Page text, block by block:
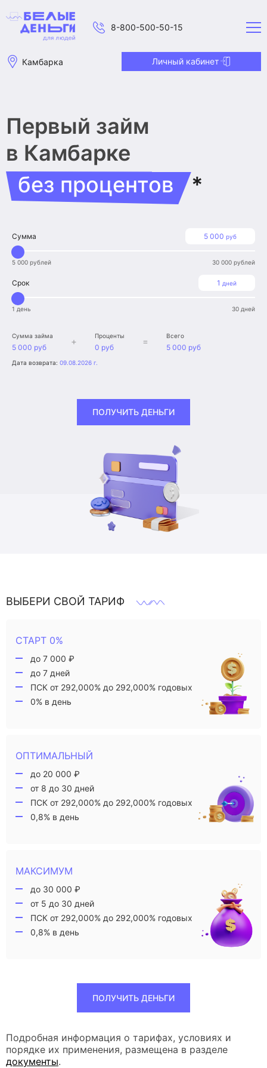
8-800-500-50-15
Камбарка Личный кабинет
Первый займ
в Камбарке
без процентов
*
5 000 руб
Сумма
5 000 рублей 30 000 рублей
1 дней
Срок
1 день 30 дней
Сумма займа
5 000 руб
+ Проценты
0 руб
= Всего
5 000 руб
Дата возврата: 09.08.2026 г.
ПОЛУЧИТЬ ДЕНЬГИ
ВЫБЕРИ СВОЙ ТАРИФ
СТАРТ 0%
до 7 000 ₽
до 7 дней
ПСК от 292,000% до 292,000% годовых
0% в день
ОПТИМАЛЬНЫЙ
до 20 000 ₽
от 8 до 30 дней
ПСК от 292,000% до 292,000% годовых
0,8% в день
МАКСИМУМ
до 30 000 ₽
от 5 до 30 дней
ПСК от 292,000% до 292,000% годовых
0,8% в день
ПОЛУЧИТЬ ДЕНЬГИ
Подробная информация о тарифах, условиях и
порядке их применения, размещена в разделе
документы.